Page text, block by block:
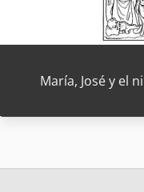
María, José y el